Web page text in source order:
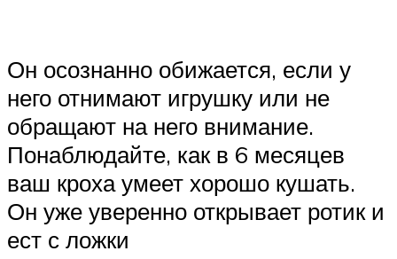
Он осознанно обижается, если у
него отнимают игрушку или не
обращают на него внимание.
Понаблюдайте, как в 6 месяцев
ваш кроха умеет хорошо кушать.
Он уже уверенно открывает ротик и
ест с ложки